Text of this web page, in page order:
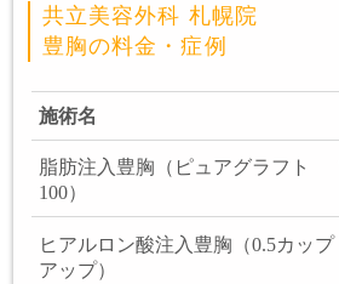
共立美容外科 札幌院
豊胸の料金・症例
施術名
脂肪注入豊胸（ピュアグラフト
100）
ヒアルロン酸注入豊胸（0.5カップ
アップ）